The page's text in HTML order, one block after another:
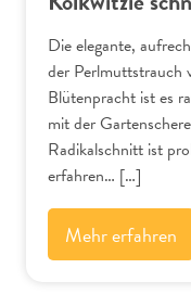
Die elegante,
der Perlmuttstrauch
Blütenpracht ist es
mit der
Radikalschnitt ist
erfahren… […]
Mehr erfahren